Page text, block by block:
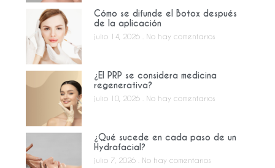
Cómo se difunde el Botox después
de la aplicación
julio 14, 2026 No hay comentarios
¿El PRP se considera medicina
regenerativa?
julio 10, 2026 No hay comentarios
¿Qué sucede en cada paso de un
Hydrafacial?
julio 7, 2026 No hay comentarios